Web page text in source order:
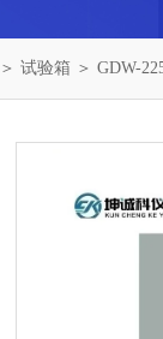
＞ 试验箱 ＞ GDW-